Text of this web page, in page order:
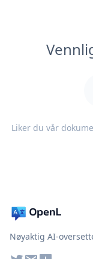
Liker du vår
Nøyaktig AI-